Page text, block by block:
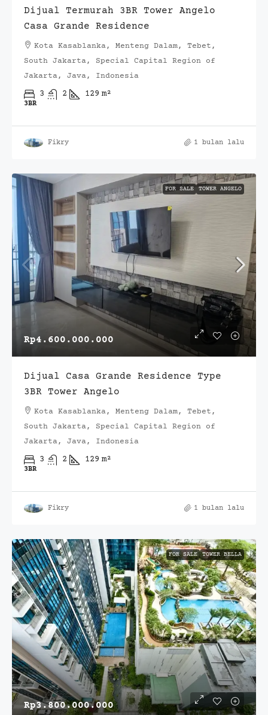
Dijual Termurah 3BR Tower Angelo
Casa Grande Residence
Kota Kasablanka, Menteng Dalam, Tebet,
South Jakarta, Special Capital Region of
Jakarta, Java, Indonesia
3 2 129 m²
3BR
Fikry 1 bulan lalu
FOR SALE TOWER ANGELO
Rp4.600.000.000
Dijual Casa Grande Residence Type
3BR Tower Angelo
Kota Kasablanka, Menteng Dalam, Tebet,
South Jakarta, Special Capital Region of
Jakarta, Java, Indonesia
3 2 129 m²
3BR
Fikry 1 bulan lalu
FOR SALE TOWER BELLA
Rp3.800.000.000